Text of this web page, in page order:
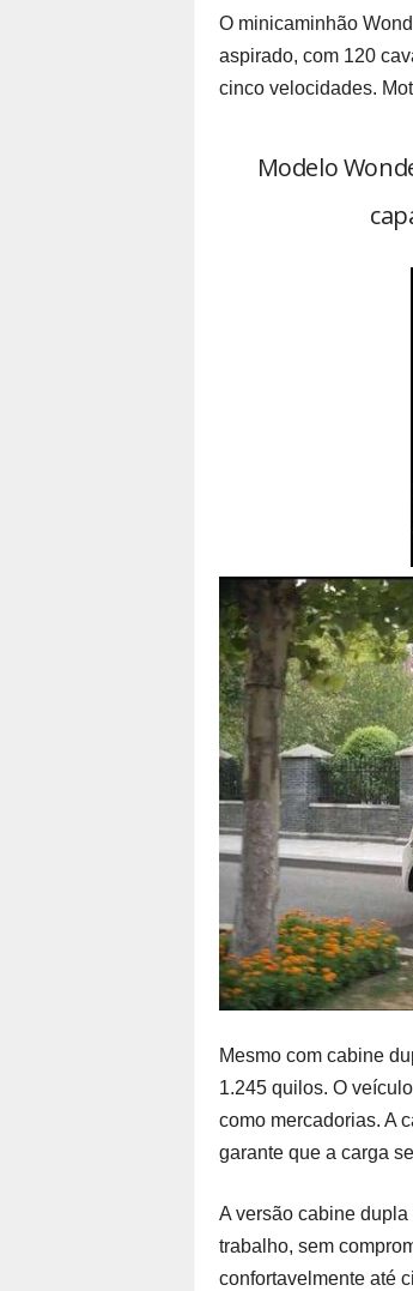
O minicaminhão
aspirado, com 120
cinco velocidades.
Modelo
Mesmo com cabine
1.245 quilos. O
como mercadorias. A
garante que a carga
A versão cabine
trabalho, sem
confortavelmente até